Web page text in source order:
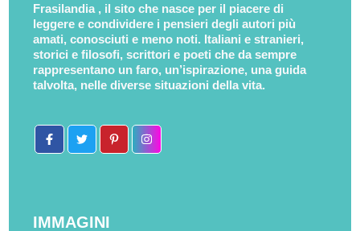
Frasilandia , il sito che nasce per il piacere di
leggere e condividere i pensieri degli autori più
amati, conosciuti e meno noti. Italiani e stranieri,
storici e filosofi, scrittori e poeti che da sempre
rappresentano un faro, un’ispirazione, una guida
talvolta, nelle diverse situazioni della vita.
IMMAGINI